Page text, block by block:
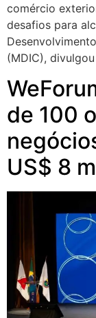
comércio
desafios para
(MDIC),
de 100
US$ 8